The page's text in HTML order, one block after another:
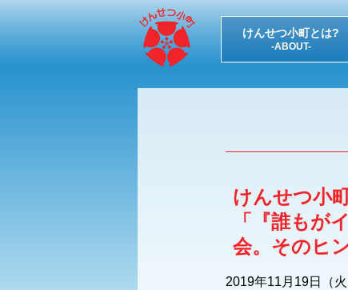
けんせつ小町とは?
-ABOUT-
けんせつ小
「『誰も
会。そのヒ
2019年11月19日（火